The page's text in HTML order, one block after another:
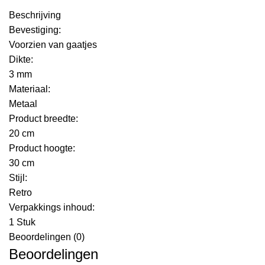
Beschrijving
Bevestiging:
Voorzien van gaatjes
Dikte:
3 mm
Materiaal:
Metaal
Product breedte:
20 cm
Product hoogte:
30 cm
Stijl:
Retro
Verpakkings inhoud:
1 Stuk
Beoordelingen (0)
Beoordelingen